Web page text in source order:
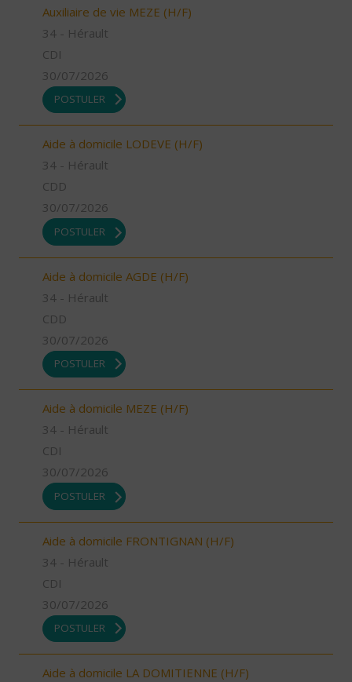
Auxiliaire de vie MEZE (H/F)
34 - Hérault
CDI
30/07/2026
POSTULER
Aide à domicile LODEVE (H/F)
34 - Hérault
CDD
30/07/2026
POSTULER
Aide à domicile AGDE (H/F)
34 - Hérault
CDD
30/07/2026
POSTULER
Aide à domicile MEZE (H/F)
34 - Hérault
CDI
30/07/2026
POSTULER
Aide à domicile FRONTIGNAN (H/F)
34 - Hérault
CDI
30/07/2026
POSTULER
Aide à domicile LA DOMITIENNE (H/F)